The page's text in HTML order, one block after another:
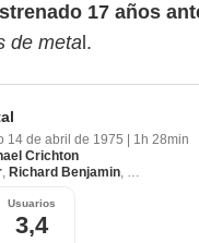
17 años
de meta l.
14 de abril de 1975
1h 28min
Crichton
, Richard Benjamin, James
Usuarios
3,4